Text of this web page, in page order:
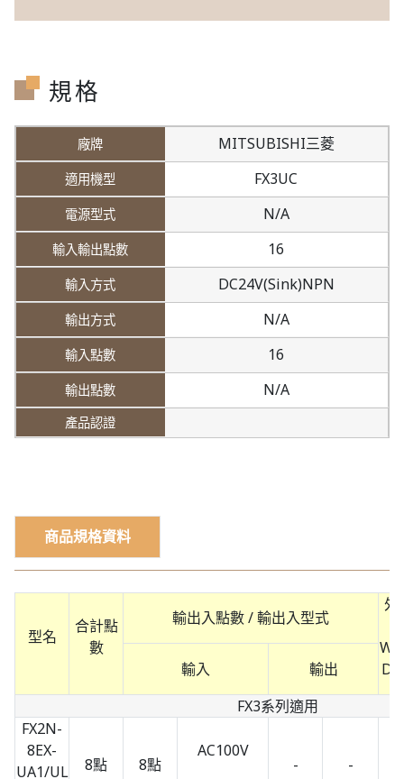
規格
MITSUBISHI三菱
FX3UC
N/A
16
DC24V(Sink)NPN
N/A
16
N/A
商品規格資料
型名
合計點
數
輸出入點數 / 輸出入型式
外
W
D
輸入
輸出
FX3系列適用
FX2N-
8EX-
UA1/UL
8點 8點
AC100V
- -